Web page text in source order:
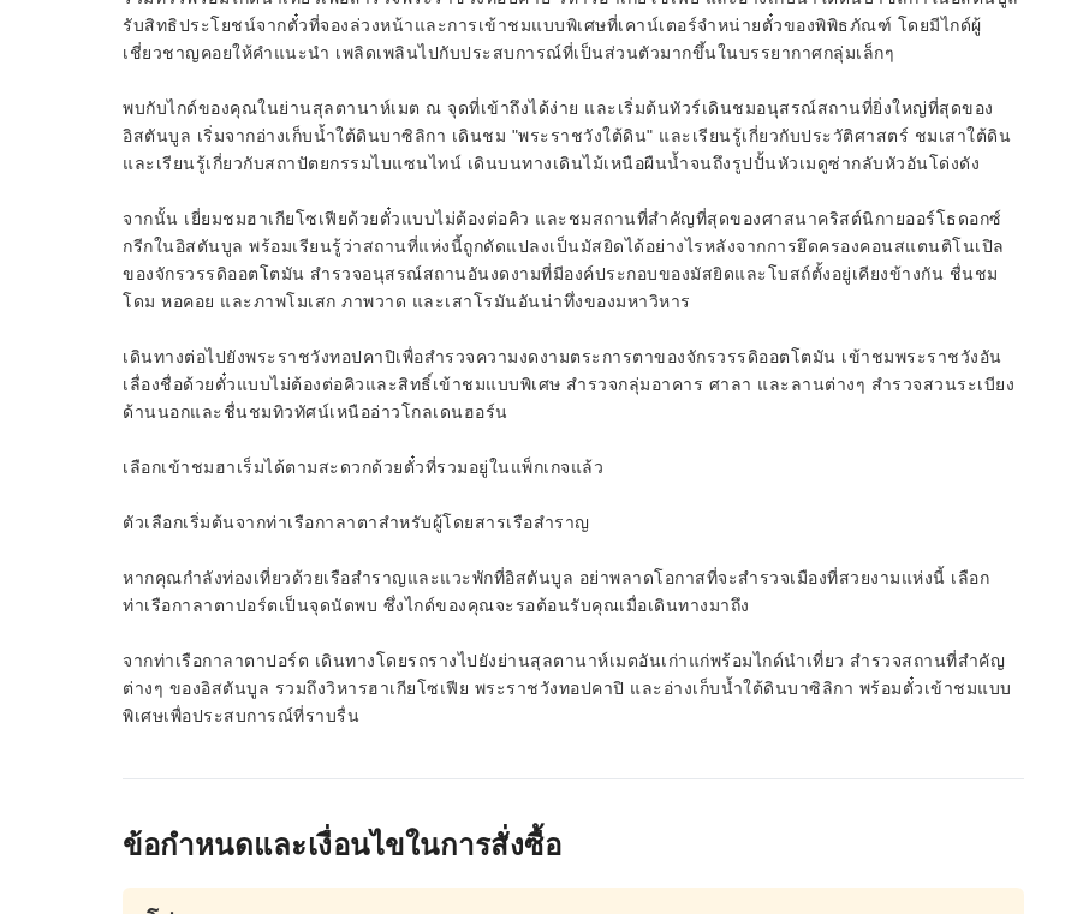
รับสิทธิประโยชน์จากตั๋วที่จองล่วงหน้าและการเข้าชมแบบพิเศษที่เคาน์เตอร์จำหน่ายตั๋วของพิพิธภัณฑ์ โดยมีไกด์ผู้
เชี่ยวชาญคอยให้คำแนะนำ เพลิดเพลินไปกับประสบการณ์ที่เป็นส่วนตัวมากขึ้นในบรรยากาศกลุ่มเล็กๆ
พบกับไกด์ของคุณในย่านสุลตานาห์เมต ณ จุดที่เข้าถึงได้ง่าย และเริ่มต้นทัวร์เดินชมอนุสรณ์สถานที่ยิ่งใหญ่ที่สุดของ
อิสตันบูล เริ่มจากอ่างเก็บน้ำใต้ดินบาซิลิกา เดินชม "พระราชวังใต้ดิน" และเรียนรู้เกี่ยวกับประวัติศาสตร์ ชมเสาใต้ดิน
และเรียนรู้เกี่ยวกับสถาปัตยกรรมไบแซนไทน์ เดินบนทางเดินไม้เหนือผืนน้ำจนถึงรูปปั้นหัวเมดูซ่ากลับหัวอันโด่งดัง
จากนั้น เยี่ยมชมฮาเกียโซเฟียด้วยตั๋วแบบไม่ต้องต่อคิว และชมสถานที่สำคัญที่สุดของศาสนาคริสต์นิกายออร์โธดอกซ์
กรีกในอิสตันบูล พร้อมเรียนรู้ว่าสถานที่แห่งนี้ถูกดัดแปลงเป็นมัสยิดได้อย่างไรหลังจากการยึดครองคอนสแตนติโนเปิล
ของจักรวรรดิออตโตมัน สำรวจอนุสรณ์สถานอันงดงามที่มีองค์ประกอบของมัสยิดและโบสถ์ตั้งอยู่เคียงข้างกัน ชื่นชม
โดม หอคอย และภาพโมเสก ภาพวาด และเสาโรมันอันน่าทึ่งของมหาวิหาร
เดินทางต่อไปยังพระราชวังทอปคาปิเพื่อสำรวจความงดงามตระการตาของจักรวรรดิออตโตมัน เข้าชมพระราชวังอัน
เลื่องชื่อด้วยตั๋วแบบไม่ต้องต่อคิวและสิทธิ์เข้าชมแบบพิเศษ สำรวจกลุ่มอาคาร ศาลา และลานต่างๆ สำรวจสวนระเบียง
ด้านนอกและชื่นชมทิวทัศน์เหนืออ่าวโกลเดนฮอร์น
เลือกเข้าชมฮาเร็มได้ตามสะดวกด้วยตั๋วที่รวมอยู่ในแพ็กเกจแล้ว
ตัวเลือกเริ่มต้นจากท่าเรือกาลาตาสำหรับผู้โดยสารเรือสำราญ
หากคุณกำลังท่องเที่ยวด้วยเรือสำราญและแวะพักที่อิสตันบูล อย่าพลาดโอกาสที่จะสำรวจเมืองที่สวยงามแห่งนี้ เลือก
ท่าเรือกาลาตาปอร์ตเป็นจุดนัดพบ ซึ่งไกด์ของคุณจะรอต้อนรับคุณเมื่อเดินทางมาถึง
จากท่าเรือกาลาตาปอร์ต เดินทางโดยรถรางไปยังย่านสุลตานาห์เมตอันเก่าแก่พร้อมไกด์นำเที่ยว สำรวจสถานที่สำคัญ
ต่างๆ ของอิสตันบูล รวมถึงวิหารฮาเกียโซเฟีย พระราชวังทอปคาปิ และอ่างเก็บน้ำใต้ดินบาซิลิกา พร้อมตั๋วเข้าชมแบบ
พิเศษเพื่อประสบการณ์ที่ราบรื่น
ข้อกำหนดและเงื่อนไขในการสั่งซื้อ